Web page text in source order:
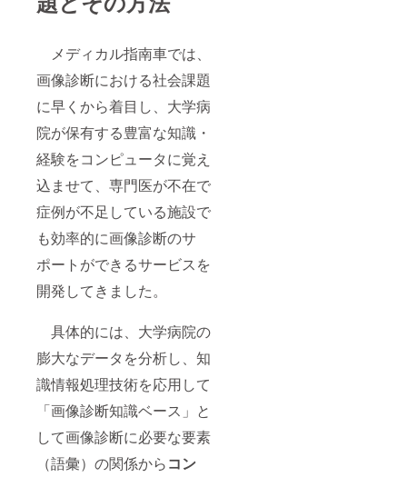
メディカル指南車では、
画像診断における社会課題
に早くから着目し、大学病
院が保有する豊富な知識・
経験をコンピュータに覚え
込ませて、専門医が不在で
症例が不足している施設で
も効率的に画像診断のサ
ポートができるサービスを
開発してきました。
具体的には、大学病院の
膨大なデータを分析し、知
識情報処理技術を応用して
「画像診断知識ベース」と
して画像診断に必要な要素
（語彙）の関係からコン